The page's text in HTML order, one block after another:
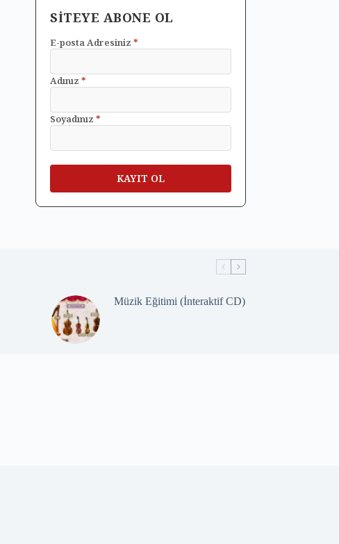
SİTEYE ABONE OL
E-posta Adresiniz*
Adınız*
Soyadınız*
Müzik Eğitimi (İnteraktif CD)